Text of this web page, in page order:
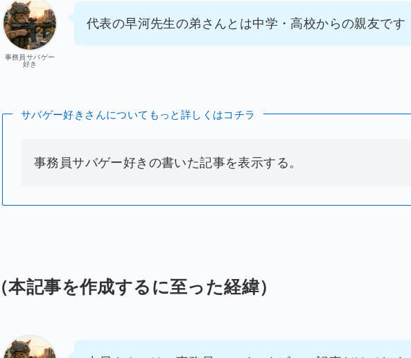
事務員サバゲー
好き
代表の早河先生の弟さんとは中学・高校からの親友です
サバゲー好きさんについてもっと詳しくはコチラ
事務員サバゲー好きの書いた記事を表示する。
（本記事を作成するに至った経緯）